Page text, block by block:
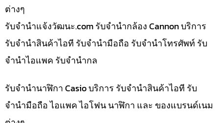
ต่างๆ
รับจํานําแจ้งวัฒนะ.com รับจำนำกล้อง Cannon บริการ
รับจำนำสินค้าไอที รับจำนำมือถือ รับจำนำโทรศัพท์ รับ
จำนำไอแพค รับจำนำกล
รับจำนำนาฬิกา Casio บริการ รับจำนำสินค้าไอที รับ
จำนำมือถือ ไอแพค ไอโฟน นาฬิกา และ ของแบรนด์เนม